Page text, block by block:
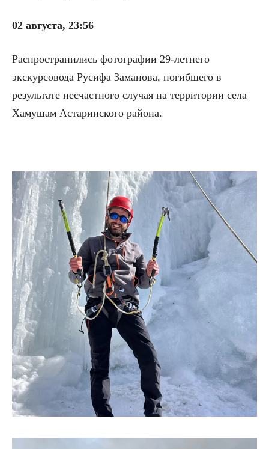
02 августа, 23:56
Распространились фотографии 29-летнего
экскурсовода Русифа Заманова, погибшего в
результате несчастного случая на территории села
Хамушам Астаринского района.